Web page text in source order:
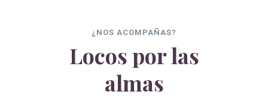
¿NOS ACOMPAÑAS?
Locos por las
almas